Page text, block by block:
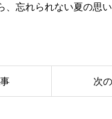
、忘れられない夏の思
次